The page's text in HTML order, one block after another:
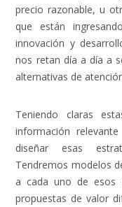
precio razonable, u
que están
innovación y
nos retan día a día a
alternativas de
Teniendo claras
información
diseñar esas
Tendremos modelos
a cada uno de esos
propuestas de valor